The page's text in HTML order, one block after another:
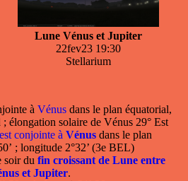
Lune Vénus et Jupiter
22fev23 19:30
Stellarium
à Vénus dans le plan équatorial,
; élongation solaire de Vénus 29° Est
est conjointe à Vénus dans le plan
; longitude 2°32’ (3e BEL)
soir du fin croissant de Lune entre
et Jupiter.